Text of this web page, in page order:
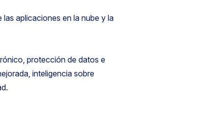
aplicaciones en la nube y la
protección de datos e
inteligencia sobre